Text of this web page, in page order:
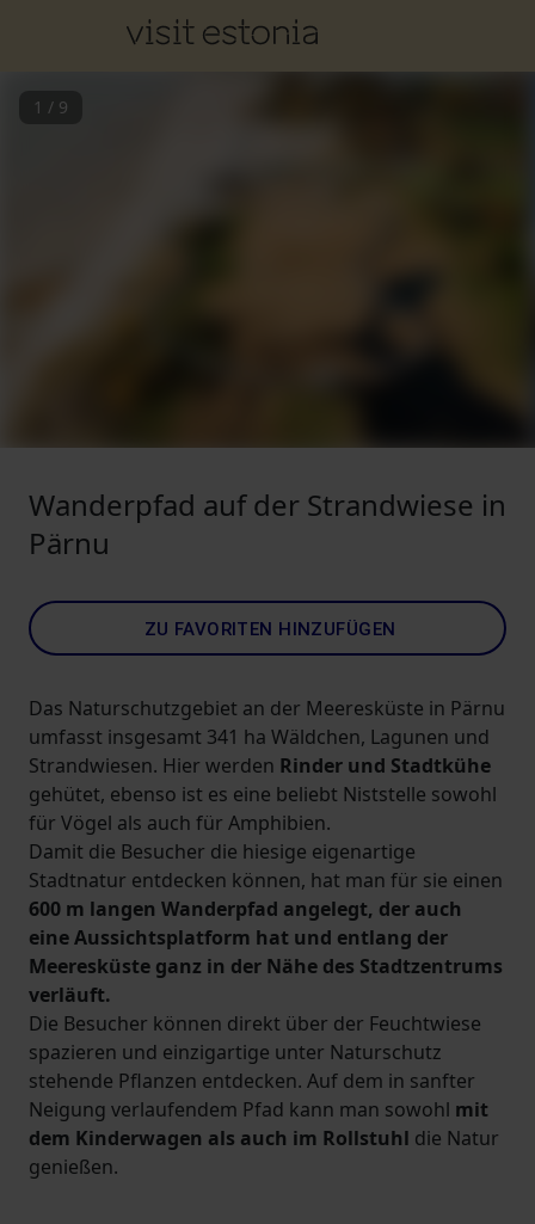
1 / 9
Wanderpfad auf der Strandwiese in
Pärnu
ZU FAVORITEN HINZUFÜGEN
Das Naturschutzgebiet an der Meeresküste in Pärnu
umfasst insgesamt 341 ha Wäldchen, Lagunen und
Strandwiesen. Hier werden Rinder und Stadtkühe
gehütet, ebenso ist es eine beliebt Niststelle sowohl
für Vögel als auch für Amphibien.
Damit die Besucher die hiesige eigenartige
Stadtnatur entdecken können, hat man für sie einen
600 m langen Wanderpfad angelegt, der auch
eine Aussichtsplatform hat und entlang der
Meeresküste ganz in der Nähe des Stadtzentrums
verläuft.
Die Besucher können direkt über der Feuchtwiese
spazieren und einzigartige unter Naturschutz
stehende Pflanzen entdecken. Auf dem in sanfter
Neigung verlaufendem Pfad kann man sowohl mit
dem Kinderwagen als auch im Rollstuhl die Natur
genießen.